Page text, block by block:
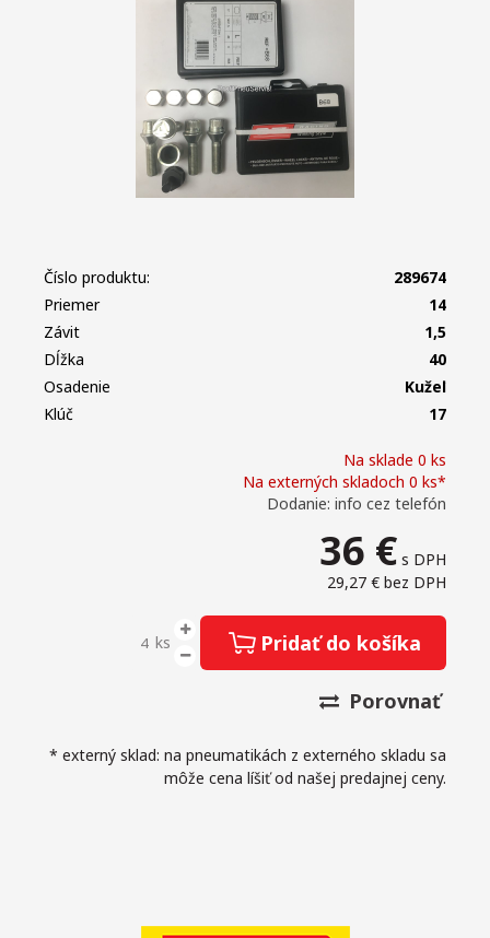
Na sklade 0 ks
Na externých skladoch 0 ks*
Dodanie: info cez telefón
36 € s DPH
29,27 € bez DPH
ks Pridať do košíka
Porovnať
* externý sklad: na pneumatikách z externého skladu sa
môže cena líšiť od našej predajnej ceny.
Číslo produktu:
289674
Priemer
14
Závit
1,5
Dĺžka
40
Osadenie
Kužeľ
Klúč
17